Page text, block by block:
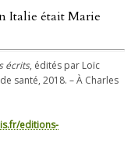
Italie était Marie
écrits, édités par Loïc
santé, 2018. – À Charles
editions-